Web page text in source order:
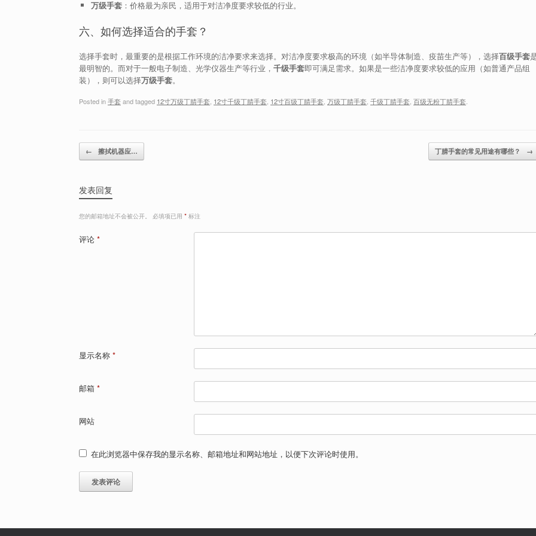
万级手套：价格最为亲民，适用于对洁净度要求较低的行业。
六、如何选择适合的手套？
选择手套时，最重要的是根据工作环境的洁净要求来选择。对洁净度要求极高的环境（如半导体制造、疫苗生产等），选择百级手套
最明智的。而对于一般电子制造、光学仪器生产等行业， 千级手套即可满足需求。如果是一些洁净度要求较低的应用（如普通产品组
装），则可以选择万级手套。
Posted in手套and tagged 12寸万级丁腈手套 12寸千级丁腈手套 12寸百级丁腈手套 万级丁腈手套 千级丁腈手套 百级无粉丁腈手套
Post navigation
← 擦拭机器应… 丁腈手套的常见用途有哪些？ →
发表回复
您的邮箱地址不会被公开。 必填项已用 * 标注
评论 *
显示名称 *
邮箱 *
网站
在此浏览器中保存我的显示名称、邮箱地址和网站地址，以便下次评论时使用。